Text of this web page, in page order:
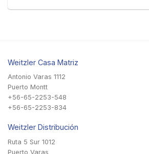
Weitzler Casa Matriz
Antonio Varas 1112
Puerto Montt
+56-65-2253-548
+56-65-2253-834
Weitzler Distribución
Ruta 5 Sur 1012
Puerto Varas